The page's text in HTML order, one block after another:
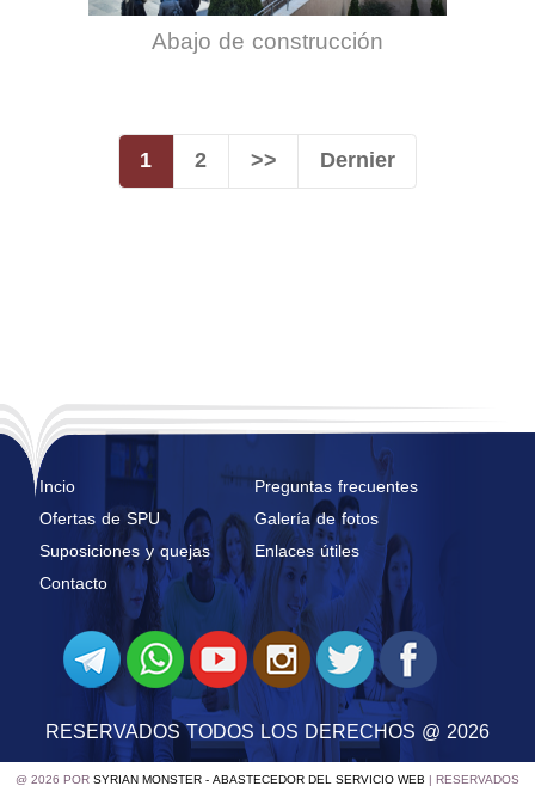
Abajo de construcción
1 2 >> Dernier
Incio
Preguntas frecuentes
Ofertas de SPU
Galería de fotos
Suposiciones y quejas
Enlaces útiles
Contacto
RESERVADOS TODOS LOS DERECHOS @ 2026
@ 2026 PORSYRIAN MONSTER - ABASTECEDOR DEL SERVICIO WEB | RESERVADOS